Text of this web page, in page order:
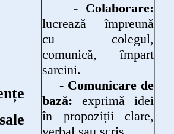
- Colaborare:
lucrează împreună
cu colegul,
comunică, împart
sarcini.
- Comunicare de
bază: exprimă idei
în propoziții clare,